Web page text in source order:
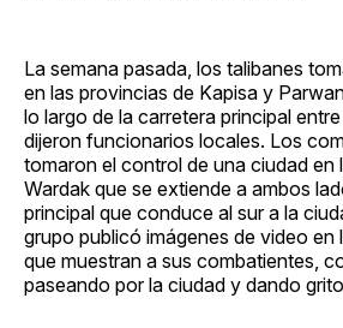
La semana pasada, los talibanes
en las provincias de Kapisa y
lo largo de la carretera principal
dijeron funcionarios locales. Los
tomaron el control de una ciudad en
Wardak que se extiende a ambos
principal que conduce al sur a la
grupo publicó imágenes de video en
que muestran a sus combatientes,
paseando por la ciudad y dando